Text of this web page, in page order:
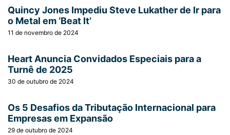
Quincy Jones Impediu Steve Lukather de Ir para
o Metal em ‘Beat It’
11 de novembro de 2024
Heart Anuncia Convidados Especiais para a
Turnê de 2025
30 de outubro de 2024
Os 5 Desafios da Tributação Internacional para
Empresas em Expansão
29 de outubro de 2024